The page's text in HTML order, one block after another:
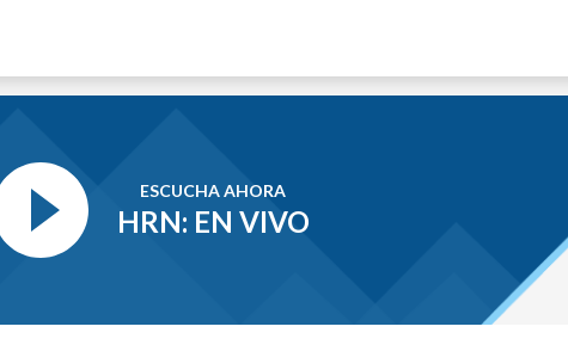
ESCUCHA AHORA
HRN: EN VIVO